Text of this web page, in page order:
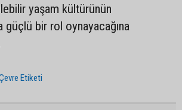
yaşam kültürünün
güçlü bir rol oynayacağına
Etiketi